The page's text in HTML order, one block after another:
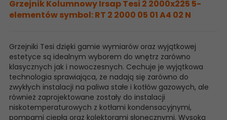
Grzejnik Kolumnowy Irsap Tesi 2 2000x225 5-
elementów symbol: RT 2 2000 05 01 A4 02 N
Grzejniki Tesi dzięki gamie wymiarów oraz wyjątkowej
estetyce są idealnym wyborem do wnętrz zarówno
klasycznych jak i nowoczesnych. Cechuje je wyjątkowa
technologia sprawiająca, że nadają się zarówno do
zwykłych instalacji na paliwa stałe i kotłów gazowych, ale
również zaprojektowane zostały do instalacji
niskotemperaturowych z kotłami kondensacyjnymi,
pompami ciepła oraz kolektorami słonecznymi. Wysoką